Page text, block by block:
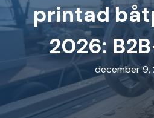
printad
2026:
december 9,